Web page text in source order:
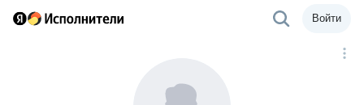
Войти